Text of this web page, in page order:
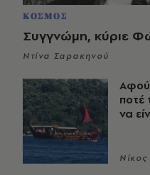
ΚΟΣΜΟΣ
Συγγνώμη, κύριε
Ντίνα Σαρακηνού
ποτέ
να